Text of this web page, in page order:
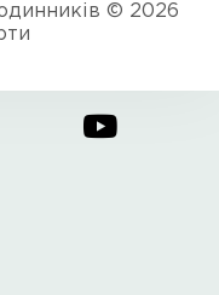
© 2026